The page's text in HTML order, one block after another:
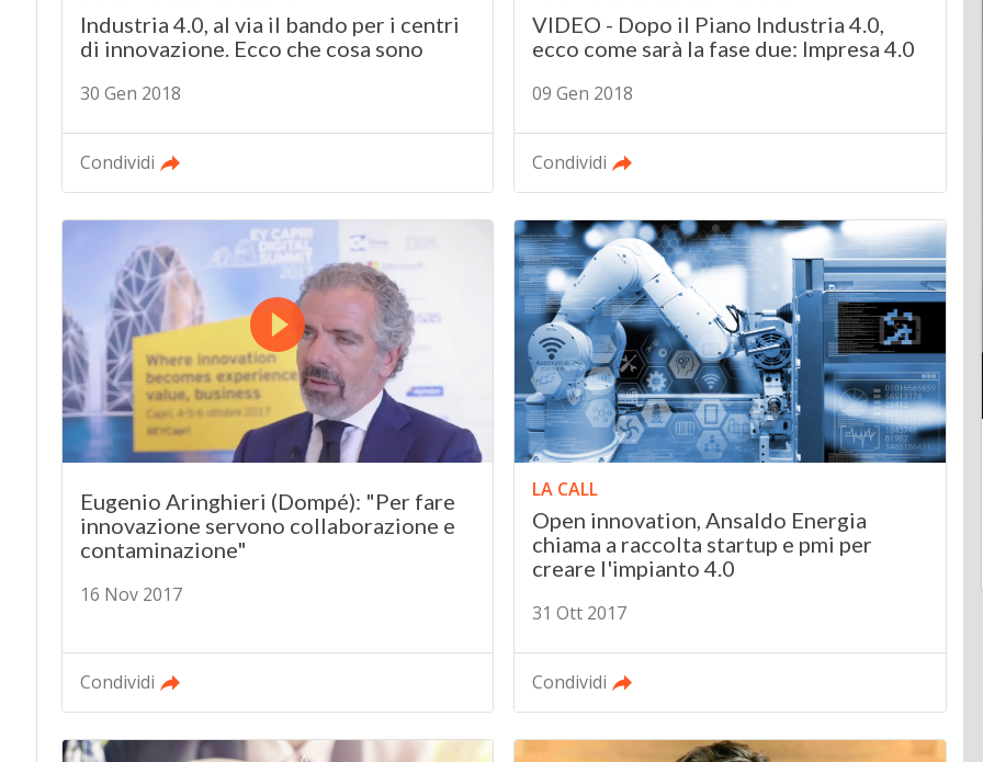
Industria 4.0, al via il bando per i centri
di innovazione. Ecco che cosa sono
30 Gen 2018
Condividi
VIDEO - Dopo il Piano Industria 4.0,
ecco come sarà la fase due: Impresa 4.0
09 Gen 2018
Condividi
Eugenio Aringhieri (Dompé): "Per fare
innovazione servono collaborazione e
contaminazione"
16 Nov 2017
Condividi
LA CALL
Open innovation, Ansaldo Energia
chiama a raccolta startup e pmi per
creare l'impianto 4.0
31 Ott 2017
Condividi